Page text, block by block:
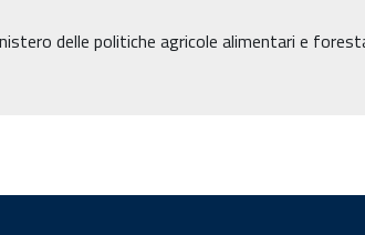
delle politiche agricole alimentari e